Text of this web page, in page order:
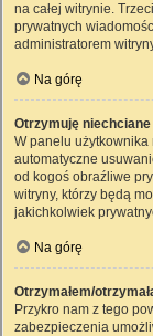
na całej witrynie.
prywatnych
administratorem
Na górę
Otrzymuję
W panelu użytkownika
automatyczne
od kogoś obraźliwe
witryny, którzy będą
jakichkolwiek
Na górę
Otrzymałem/
Przykro nam z tego
zabezpieczenia